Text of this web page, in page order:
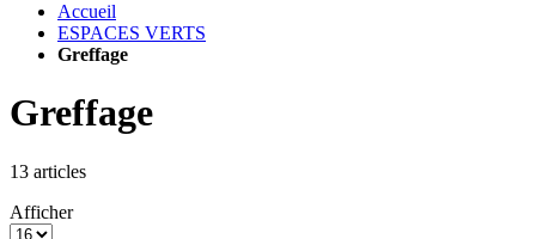
Accueil
ESPACES VERTS
Greffage
Greffage
13 articles
Afficher